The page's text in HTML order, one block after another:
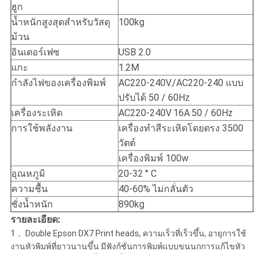
ฮูก
น้ำหนักสูงสุดสำหรับวัสดุ
ม้วน
100kg
อินเตอร์เฟซ
USB 2.0
แกะ
1.2M
กำลังไฟของเครื่องพิมพ์
AC220-240V./AC220-240 แบบ
ปรับได้ 50 / 60Hz
เครื่องระเหิด
AC220-240V 16A 50 / 60Hz
การใช้พลังงาน
เครื่องทำสีระเหิดโดยตรง 3500
วัตต์
เครื่องพิมพ์ 100w
อุณหภูมิ
20-32 ° C
ความชื้น
40-60% ไม่กลั่นตัว
ชั่งน้ำหนัก
890kg
รายละเอียด:
1． Double Epson DX7 Print heads, ความเร็วที่เร็วขึ้น, อายุการใช้
งานหัวพิมพ์ที่ยาวนานขึ้น มีฟังก์ชั่นการพิมพ์แบบขนนกการแก้ไขหัว